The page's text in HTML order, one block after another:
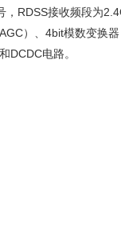
，RDSS接收频段为
）、4bit模数变换器
DCDC电路。